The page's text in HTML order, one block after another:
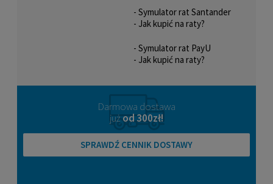
- Symulator rat Santander
- Jak kupić na raty?
- Symulator rat PayU
- Jak kupić na raty?
Darmowa dostawa
już od 300zł!
SPRAWDŹ CENNIK DOSTAWY